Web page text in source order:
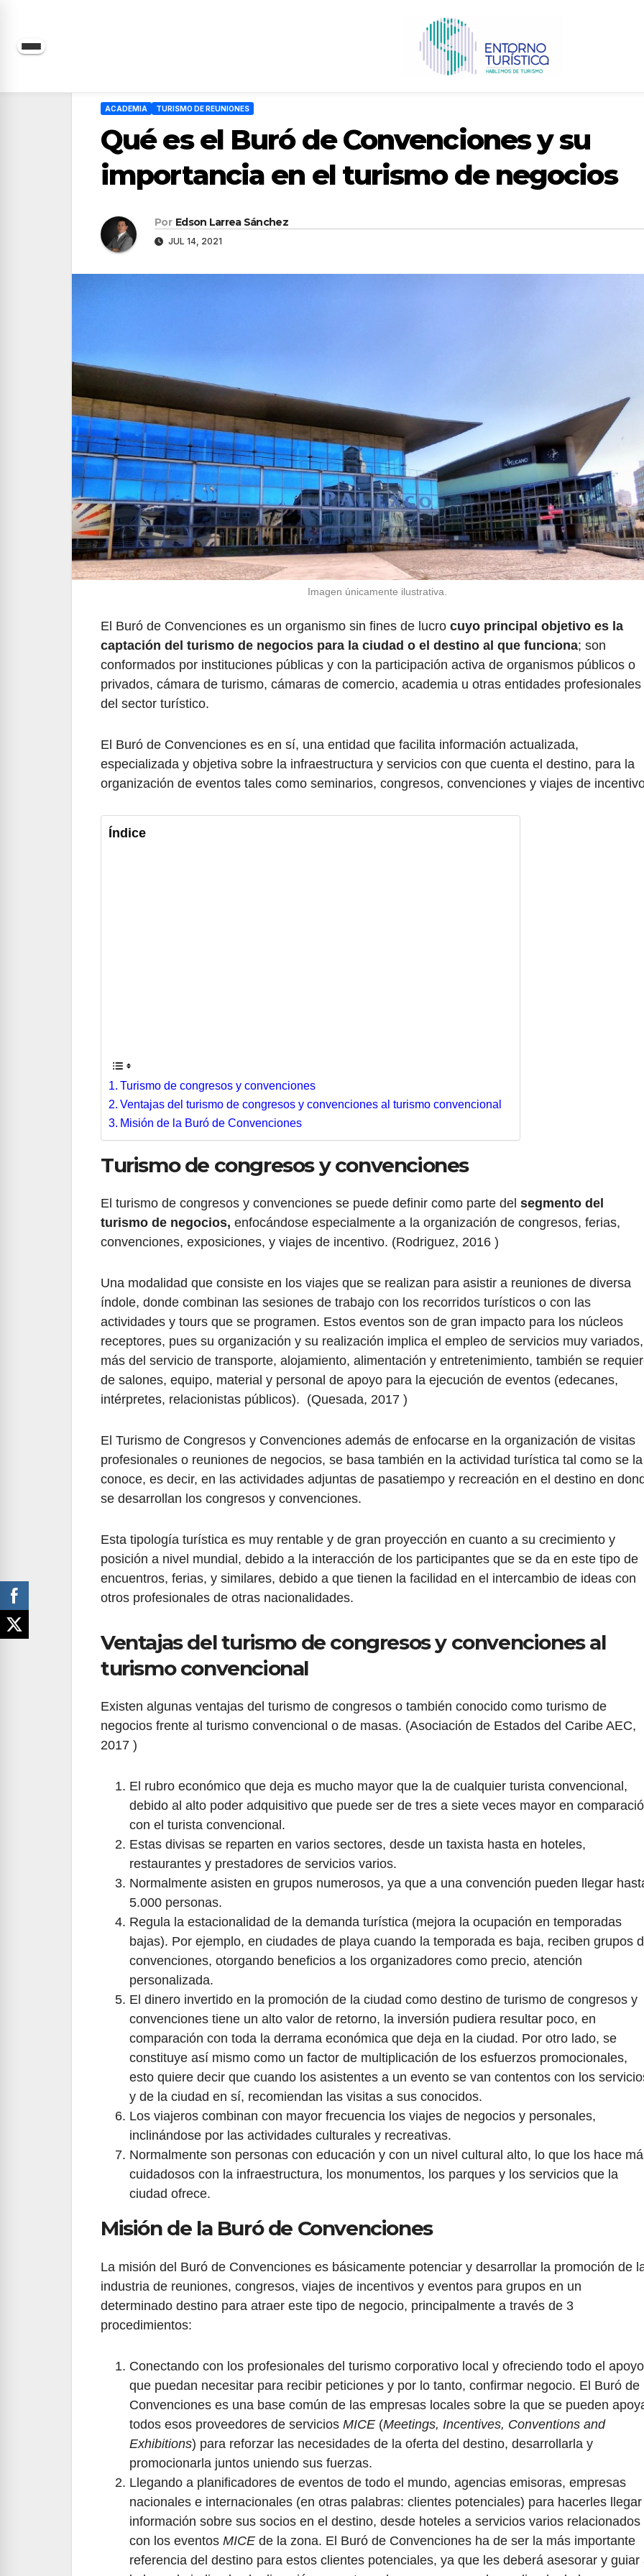
Saltar
ACADEMIA TURISMO DE REUNIONES
Qué es el Buró de Convenciones y su
importancia en el turismo de negocios
Por Edson Larrea Sánchez
JUL 14, 2021
Imagen únicamente ilustrativa.
El Buró de Convenciones es un organismo sin fines de lucro cuyo principal objetivo es la
captación del turismo de negocios para la ciudad o el destino al que funciona; son
conformados por instituciones públicas y con la participación activa de organismos públicos o
privados, cámara de turismo, cámaras de comercio, academia u otras entidades profesionales
del sector turístico.
El Buró de Convenciones es en sí, una entidad que facilita información actualizada,
especializada y objetiva sobre la infraestructura y servicios con que cuenta el destino, para la
organización de eventos tales como seminarios, congresos, convenciones y viajes de
Índice
Turismo de congresos y convenciones
Ventajas del turismo de congresos y convenciones al turismo convencional
Misión de la Buró de Convenciones
Turismo de congresos y convenciones
El turismo de congresos y convenciones se puede definir como parte del segmento del
turismo de negocios, enfocándose especialmente a la organización de congresos, ferias,
convenciones, exposiciones, y viajes de incentivo. (Rodriguez, 2016 )
Una modalidad que consiste en los viajes que se realizan para asistir a reuniones de diversa
índole, donde combinan las sesiones de trabajo con los recorridos turísticos o con las
actividades y tours que se programen. Estos eventos son de gran impacto para los núcleos
receptores, pues su organización y su realización implica el empleo de servicios muy
más del servicio de transporte, alojamiento, alimentación y entretenimiento, también se
de salones, equipo, material y personal de apoyo para la ejecución de eventos (edecanes,
intérpretes, relacionistas públicos). (Quesada, 2017 )
El Turismo de Congresos y Convenciones además de enfocarse en la organización de visitas
profesionales o reuniones de negocios, se basa también en la actividad turística tal como se la
conoce, es decir, en las actividades adjuntas de pasatiempo y recreación en el destino en
se desarrollan los congresos y convenciones.
Esta tipología turística es muy rentable y de gran proyección en cuanto a su crecimiento y
posición a nivel mundial, debido a la interacción de los participantes que se da en este tipo de
encuentros, ferias, y similares, debido a que tienen la facilidad en el intercambio de ideas con
otros profesionales de otras nacionalidades.
Ventajas del turismo de congresos y convenciones al
turismo convencional
Existen algunas ventajas del turismo de congresos o también conocido como turismo de
negocios frente al turismo convencional o de masas. (Asociación de Estados del Caribe AEC,
2017 )
El rubro económico que deja es mucho mayor que la de cualquier turista convencional,
debido al alto poder adquisitivo que puede ser de tres a siete veces mayor en
con el turista convencional.
Estas divisas se reparten en varios sectores, desde un taxista hasta en hoteles,
restaurantes y prestadores de servicios varios.
Normalmente asisten en grupos numerosos, ya que a una convención pueden llegar
5.000 personas.
Regula la estacionalidad de la demanda turística (mejora la ocupación en temporadas
bajas). Por ejemplo, en ciudades de playa cuando la temporada es baja, reciben grupos
convenciones, otorgando beneficios a los organizadores como precio, atención
personalizada.
El dinero invertido en la promoción de la ciudad como destino de turismo de congresos y
convenciones tiene un alto valor de retorno, la inversión pudiera resultar poco, en
comparación con toda la derrama económica que deja en la ciudad. Por otro lado, se
constituye así mismo como un factor de multiplicación de los esfuerzos promocionales,
esto quiere decir que cuando los asistentes a un evento se van contentos con los
y de la ciudad en sí, recomiendan las visitas a sus conocidos.
Los viajeros combinan con mayor frecuencia los viajes de negocios y personales,
inclinándose por las actividades culturales y recreativas.
Normalmente son personas con educación y con un nivel cultural alto, lo que los hace
cuidadosos con la infraestructura, los monumentos, los parques y los servicios que la
ciudad ofrece.
Misión de la Buró de Convenciones
La misión del Buró de Convenciones es básicamente potenciar y desarrollar la promoción de
industria de reuniones, congresos, viajes de incentivos y eventos para grupos en un
determinado destino para atraer este tipo de negocio, principalmente a través de 3
procedimientos:
Conectando con los profesionales del turismo corporativo local y ofreciendo todo el apoyo
que puedan necesitar para recibir peticiones y por lo tanto, confirmar negocio. El Buró de
Convenciones es una base común de las empresas locales sobre la que se pueden
todos esos proveedores de servicios MICE (Meetings, Incentives, Conventions and
Exhibitions) para reforzar las necesidades de la oferta del destino, desarrollarla y
promocionarla juntos uniendo sus fuerzas.
Llegando a planificadores de eventos de todo el mundo, agencias emisoras, empresas
nacionales e internacionales (en otras palabras: clientes potenciales) para hacerles llegar
información sobre sus socios en el destino, desde hoteles a servicios varios relacionados
con los eventos MICE de la zona. El Buró de Convenciones ha de ser la más importante
referencia del destino para estos clientes potenciales, ya que les deberá asesorar y guiar